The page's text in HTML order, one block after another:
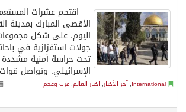
اقتحم عشرات
الأقصى المبارك بمدينة
اليوم، على شكل مجموعات
جولات استفزازية في
تحت حراسة أمنية مشددة
الإسرائيلي. وتواصل
International
, آخر الأخبار, اخبار العالم, عرب وعجم